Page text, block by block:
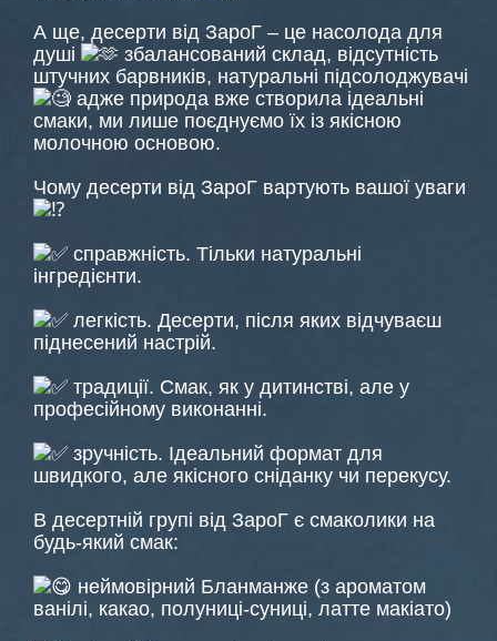
А ще, десерти від ЗароГ – це насолода для
душі
збалансований склад, відсутність
штучних барвників, натуральні підсолоджувачі
адже природа вже створила ідеальні
смаки, ми лише поєднуємо їх із якісною
молочною основою.
Чому десерти від ЗароГ вартують вашої уваги
справжність. Тільки натуральні
інгредієнти.
легкість. Десерти, після яких відчуваєш
піднесений настрій.
традиції. Смак, як у дитинстві, але у
професійному виконанні.
зручність. Ідеальний формат для
швидкого, але якісного сніданку чи перекусу.
В десертній групі від ЗароГ є смаколики на
будь-який смак:
неймовірний Бланманже (з ароматом
ванілі, какао, полуниці-суниці, латте макіато)